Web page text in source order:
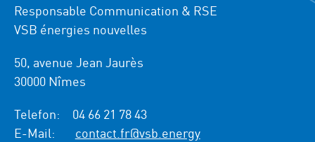
Responsable Communication & RSE
VSB énergies nouvelles
50, avenue Jean Jaurès
30000 Nîmes
Telefon:
04 66 21 78 43
E-Mail:
contact.fr@vsb.energy